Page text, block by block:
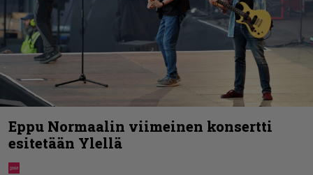
Eppu Normaalin viimeinen konsertti
esitetään Ylellä